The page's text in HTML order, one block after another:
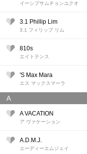
イーシプサムチョンユクオ
3.1 Phillip Lim
3.1 フィリップ リム
810s
エイトテンス
'S Max Mara
エス マックスマーラ
A
A VACATION
ア ヴァケーション
A.D.M.J.
エーディーエムジェイ